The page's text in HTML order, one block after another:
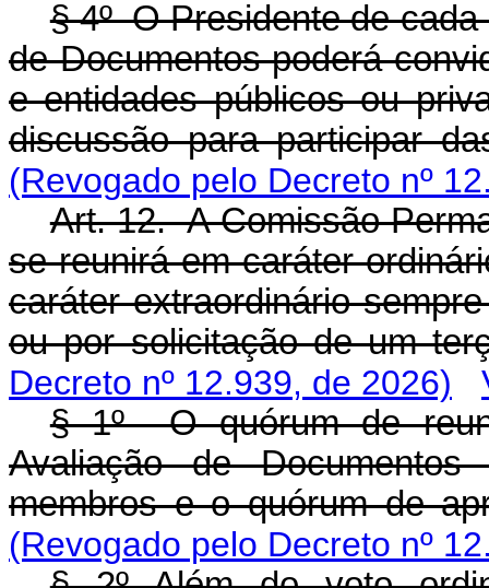
§ 4º O Presidente de
de Documentos poderá
e entidades públicos ou
discussão para participar
(Revogado pelo Decreto nº
Art. 12. A Comissão
se reunirá em caráter
caráter extraordinário
ou por solicitação de um
Decreto nº 12.939, de 2026)
§ 1º O quórum de
Avaliação de
membros e o quórum de
(Revogado pelo Decreto nº